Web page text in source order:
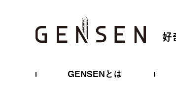
好
GENSENとは